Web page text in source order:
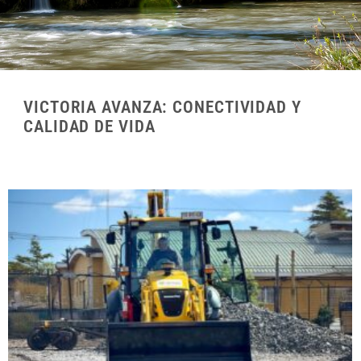
VICTORIA AVANZA: CONECTIVIDAD Y
CALIDAD DE VIDA